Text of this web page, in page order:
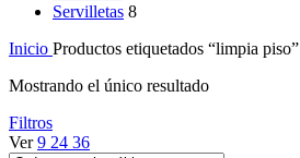
Servilletas 8
Inicio Productos etiquetados “limpia piso”
Mostrando el único resultado
Filtros
Ver9 24 36